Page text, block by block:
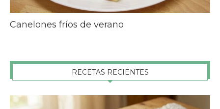
Canelones fríos de verano
RECETAS RECIENTES